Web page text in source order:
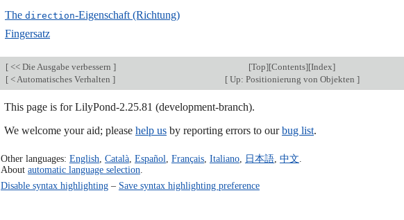
The direction-Eigenschaft (Richtung)
Fingersatz
[ << Die Ausgabe verbessern ] [Top][Contents][Index]
[ < Automatisches Verhalten ] [Up: Positionierung von Objekten ]
This page is for LilyPond-2.25.81 (development-branch).
We welcome your aid; please help us by reporting errors to ourbug list.
Other languages: English Català, Español Français, Italiano, 日本語, 中文
About automatic language selection
Disable syntax highlighting– Save syntax highlighting preference